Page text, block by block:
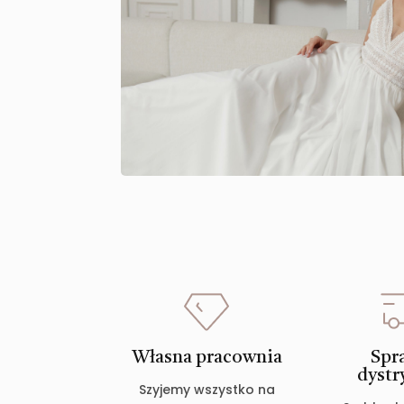
Własna pracownia
Szyjemy wszystko na